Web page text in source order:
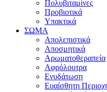
Πολυβιταμίνες
Προβιοτικά
Υπακτικά
ΣΩΜΑ
Απολεπιστικά
Αποσμητικά
Αρωματοθεραπεία
Αφρόλουτρα
Ενυδάτωση
Ευαίσθητη